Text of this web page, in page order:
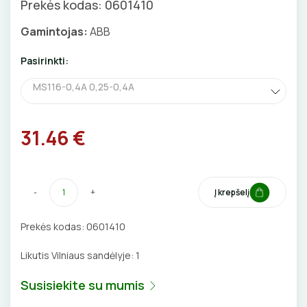
KABELIAI, LAIDAI
SANDARIKLIAI
TERMO VAMZDELIAI, PIRŠTINĖS
TVIRTINIMO DETALĖS
GRINDINĖS DĖŽUTĖS
Priedai
VARIKLIO JUNGIKLIAI
DŪMŲ DETEKTORIAI
SROVĖS TRANSFORMATORIAI
ATSUKTUVAI
Prekės kodas: 0601410
Gamintojas: ABB
Pasirinkti:
MS116-0,4A 0,25-0,4A
31.46 €
- + Į krepšelį
Prekės kodas: 0601410
Likutis Vilniaus sandėlyje: 1
Susisiekite su mumis